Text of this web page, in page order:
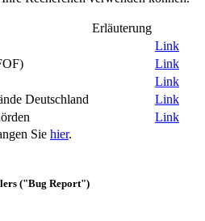
Erläuterung
Link
Link
Link
Deutschland
Link
Link
Sie hier.
("Bug Report")